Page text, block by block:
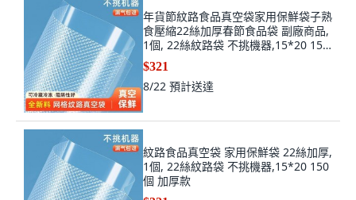
年貨節紋路食品真空袋家用保鮮袋子熟
食壓縮22絲加厚春節食品袋 副廠商品,
1個, 22絲紋路袋 不挑機器,15*20 150
個 加厚款
$321
8/22 預計送達
紋路食品真空袋 家用保鮮袋 22絲加厚,
1個, 22絲紋路袋 不挑機器,15*20 150
個 加厚款